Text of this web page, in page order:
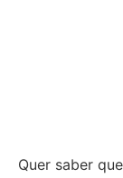
Quer saber